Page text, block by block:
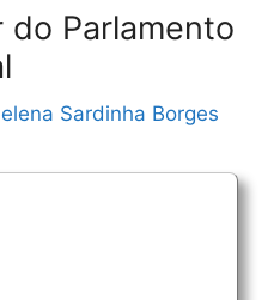
do Parlamento
Sardinha Borges